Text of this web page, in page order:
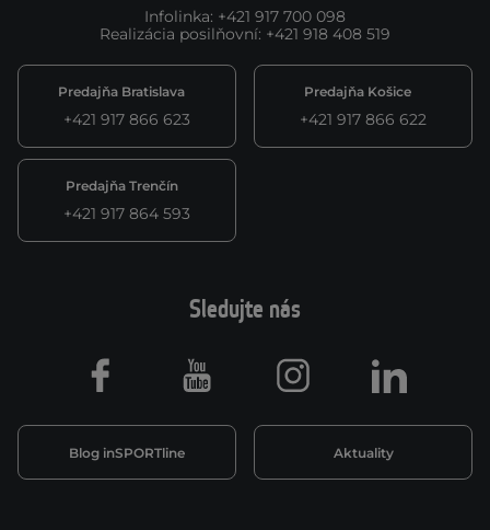
Infolinka: +421 917 700 098
Realizácia posilňovní: +421 918 408 519
Predajňa Bratislava
+421 917 866 623
Predajňa Košice
+421 917 866 622
Predajňa Trenčín
+421 917 864 593
Sledujte nás
Blog inSPORTline Aktuality
Facebook Youtube Instagram LinkedIn